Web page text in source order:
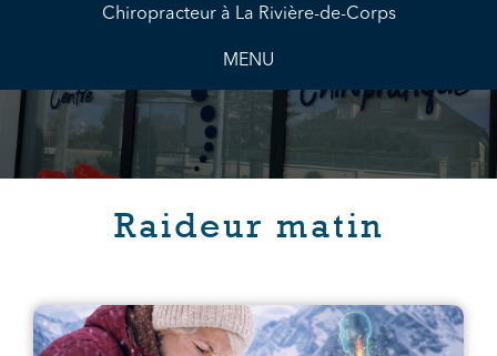
Chiropracteur à La Rivière-de-Corps
MENU
Raideur matin